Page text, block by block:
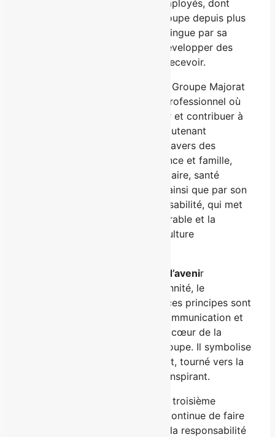
d’une équipe de plus de 300 employés, dont
certains œuvrent au sein du groupe depuis plus
de 30 ans, l’organisation se distingue par sa
capacité à attirer, fidéliser et développer des
talents passionnés par l’art de recevoir.
Porté par une vision durable, le Groupe Majorat
souhaite bâtir un écosystème professionnel où
chacun peut apprendre, évoluer et contribuer à
la réussite collective, tout en soutenant
activement sa communauté à travers des
engagements concrets en enfance et famille,
environnement, sécurité alimentaire, santé
mentale, arts et culture locale, ainsi que par son
approche d’Éco Franco Responsabilité, qui met
de l’avant le développement durable et la
richesse de la langue et de la culture
Un nom porteur d’héritage et d’avenir
Le nom Majorat incarne la pérennité, le
patrimoine et la transmission : ces principes sont
soutenus par la confiance, la communication et
la responsabilité, les valeurs au cœur de la
famille Girard, fondatrice du groupe. Il symbolise
la continuité d’un héritage vivant, tourné vers la
création d’un avenir durable et inspirant.
Né d’une entreprise familiale de troisième
génération, le Groupe Majorat continue de faire
de la confiance, du respect, de la responsabilité